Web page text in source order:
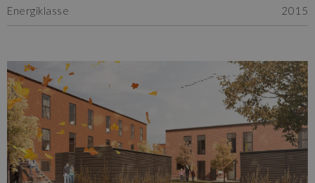
Energiklasse 2015